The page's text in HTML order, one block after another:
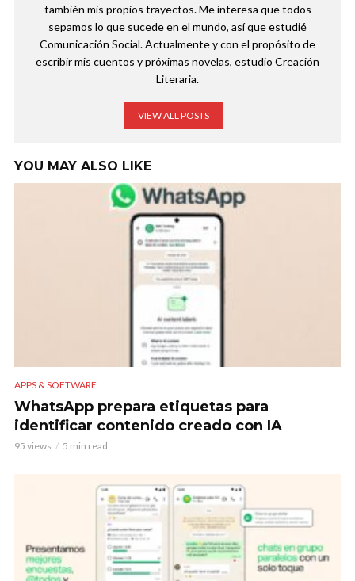
también mis propios trayectos. Me interesa que todos
sepamos lo que sucede en el mundo, así que estudié
Comunicación Social. Actualmente y con el propósito de
escribir mis cuentos y próximas novelas, estudio Creación
Literaria.
VIEW ALL POSTS
YOU MAY ALSO LIKE
APPS & SOFTWARE
WhatsApp prepara etiquetas para
identificar contenido creado con IA
95 views 5 min read